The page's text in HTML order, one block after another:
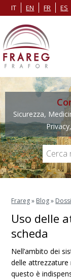
IT EN FR ES
Sicurezza,
Frareg» Blog»
Uso delle
scheda
Nell’ambito dei
delle
questo è